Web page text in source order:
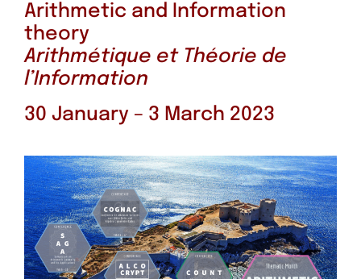
Arithmetic and Information
theory
Arithmétique et Théorie de
l’Information
30 January – 3 March 2023